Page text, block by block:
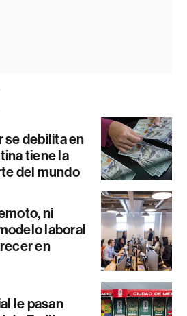
se debilita en
tiene la
del mundo
ni
laboral
en
le pasan